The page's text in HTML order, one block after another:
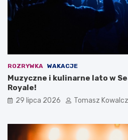
ROZRYWKA WAKACJE
Muzyczne i kulinarne lato w
Royale!
29 lipca 2026 Tomasz